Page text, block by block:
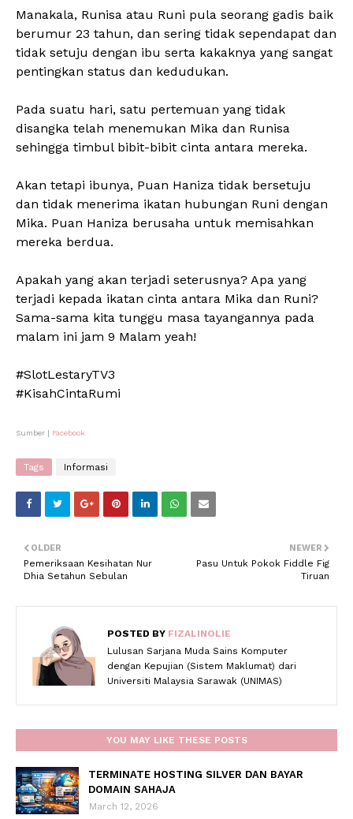
Manakala, Runisa atau Runi pula seorang gadis baik
berumur 23 tahun, dan sering tidak sependapat dan
tidak setuju dengan ibu serta kakaknya yang sangat
pentingkan status dan kedudukan.
Pada suatu hari, satu pertemuan yang tidak
disangka telah menemukan Mika dan Runisa
sehingga timbul bibit-bibit cinta antara mereka.
Akan tetapi ibunya, Puan Haniza tidak bersetuju
dan tidak menerima ikatan hubungan Runi dengan
Mika. Puan Haniza berusaha untuk memisahkan
mereka berdua.
Apakah yang akan terjadi seterusnya? Apa yang
terjadi kepada ikatan cinta antara Mika dan Runi?
Sama-sama kita tunggu masa tayangannya pada
malam ini jam 9 Malam yeah!
#SlotLestaryTV3
#KisahCintaRumi
Sumber | Facebook
Tags Informasi
NEWER
Pasu Untuk Pokok Fiddle Fig
Tiruan
OLDER
Pemeriksaan Kesihatan Nur
Dhia Setahun Sebulan
POSTED BY FIZALINOLIE
Lulusan Sarjana Muda Sains Komputer
dengan Kepujian (Sistem Maklumat) dari
Universiti Malaysia Sarawak (UNIMAS)
YOU MAY LIKE THESE POSTS
TERMINATE HOSTING SILVER DAN BAYAR
DOMAIN SAHAJA
March 12, 2026